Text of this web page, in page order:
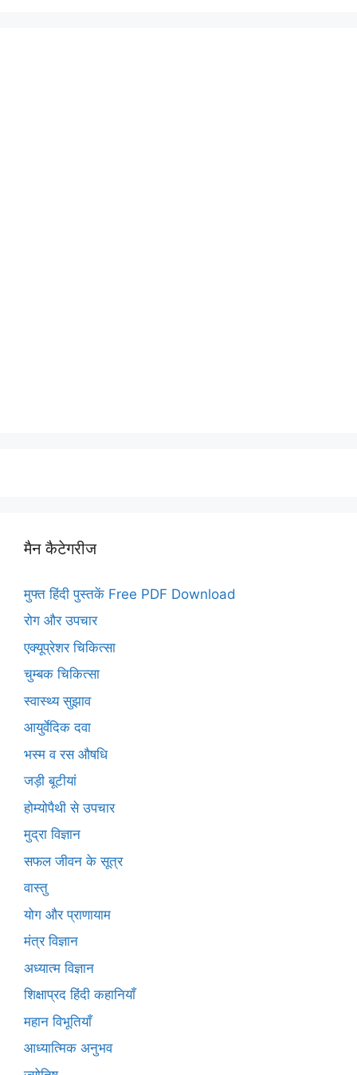
मैन कैटेगरीज
मुफ्त हिंदी पुस्तकें Free PDF Download
रोग और उपचार
एक्यूप्रेशर चिकित्सा
चुम्बक चिकित्सा
स्वास्थ्य सुझाव
आयुर्वेदिक दवा
भस्म व रस औषधि
जड़ी बूटीयां
होम्योपैथी से उपचार
मुद्रा विज्ञान
सफल जीवन के सूत्र
वास्तु
योग और प्राणायाम
मंत्र विज्ञान
अध्यात्म विज्ञान
शिक्षाप्रद हिंदी कहानियाँ
महान विभूतियाँ
आध्यात्मिक अनुभव